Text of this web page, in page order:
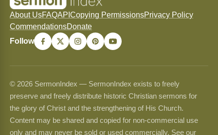
About UsFAQAPI Copying PermissionsPrivacy Policy
CommendationsDonate
Follow
© 2026 SermonIndex — SermonIndex exists to freely
preserve and freely distribute historic Christian sermons for
the glory of Christ and the strengthening of His Church.
Content may be shared and copied for non-commercial use
only and may never be sold or used commercially. See our